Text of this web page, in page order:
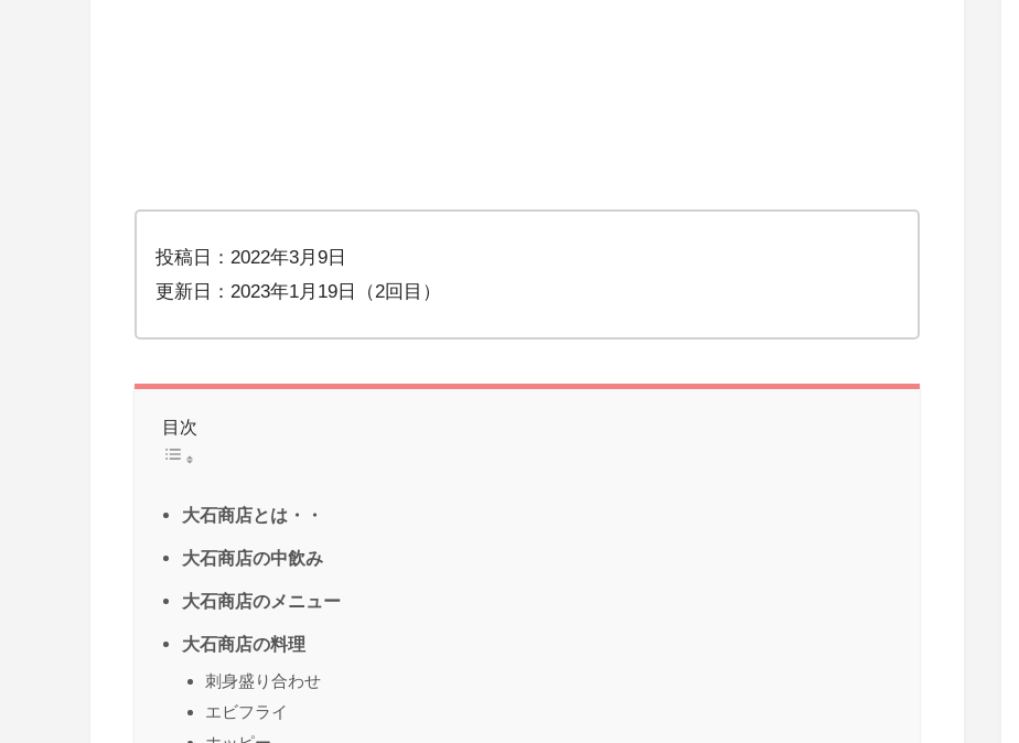
投稿日：2022年3月9日
更新日：2023年1月19日（2回目）
目次
大石商店とは・・
大石商店の中飲み
大石商店のメニュー
大石商店の料理
刺身盛り合わせ
エビフライ